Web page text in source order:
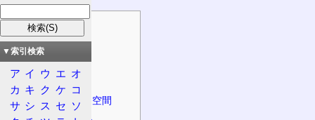
書式
定義
FreeBSD
Linuxユーザー空間
▼索引検索
ア イ ウ エ オ
カ キ ク ケ コ
サ シ ス セ ソ